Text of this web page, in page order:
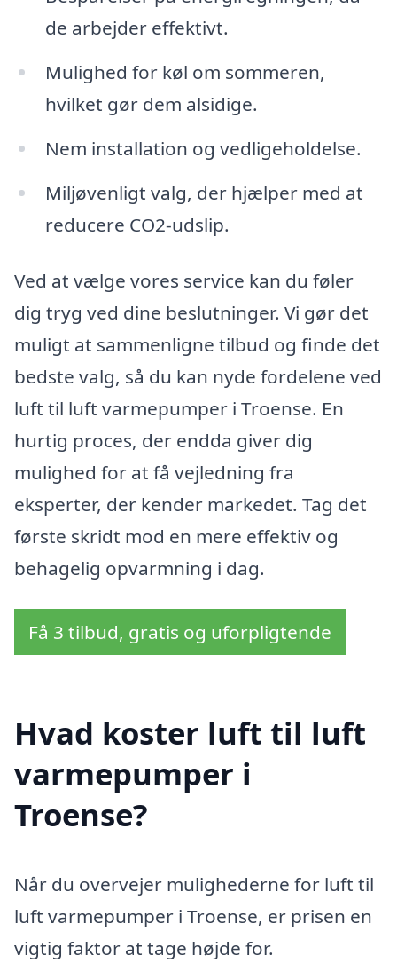
de arbejder effektivt.
Mulighed for køl om sommeren,
hvilket gør dem alsidige.
Nem installation og vedligeholdelse.
Miljøvenligt valg, der hjælper med at
reducere CO2-udslip.
Ved at vælge vores service kan du føler
dig tryg ved dine beslutninger. Vi gør det
muligt at sammenligne tilbud og finde det
bedste valg, så du kan nyde fordelene ved
luft til luft varmepumper i Troense. En
hurtig proces, der endda giver dig
mulighed for at få vejledning fra
eksperter, der kender markedet. Tag det
første skridt mod en mere effektiv og
behagelig opvarmning i dag.
Få 3 tilbud, gratis og uforpligtende
Hvad koster luft til luft
varmepumper i
Troense?
Når du overvejer mulighederne for luft til
luft varmepumper i Troense, er prisen en
vigtig faktor at tage højde for.